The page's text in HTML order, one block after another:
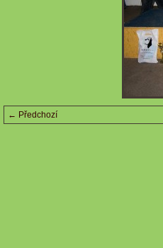
← Předchozí